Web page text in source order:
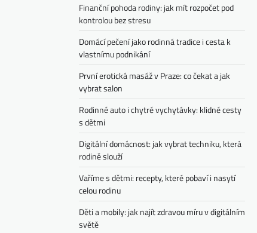
Finanční pohoda rodiny: jak mít rozpočet pod
kontrolou bez stresu
Domácí pečení jako rodinná tradice i cesta k
vlastnímu podnikání
První erotická masáž v Praze: co čekat a jak
vybrat salon
Rodinné auto i chytré vychytávky: klidné cesty
s dětmi
Digitální domácnost: jak vybrat techniku, která
rodině slouží
Vaříme s dětmi: recepty, které pobaví i nasytí
celou rodinu
Děti a mobily: jak najít zdravou míru v digitálním
světě